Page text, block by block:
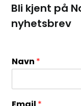
Bli kjent på
nyhetsbrev
Navn *